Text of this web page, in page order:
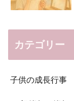
カテゴリー
子供の成長行事